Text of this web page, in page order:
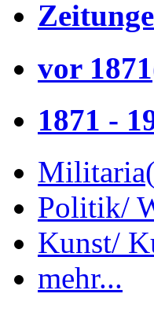
vor 1871
1871 -
Militaria
Politik/
Kunst/
mehr...